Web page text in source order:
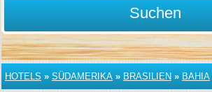
Suchen
HOTELS » SÜDAMERIKA » BRASILIEN » BAHIA